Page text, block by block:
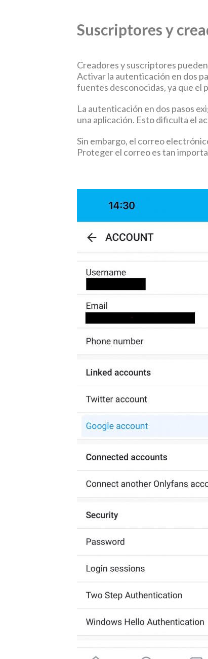
Suscriptores y
Creadores y suscriptores
Activar la autenticación en dos
fuentes desconocidas, ya que el
La autenticación en dos pasos
una aplicación. Esto dificulta el
Sin embargo, el correo
Proteger el correo es tan